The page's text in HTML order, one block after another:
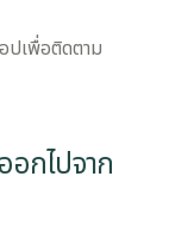
ปเพื่อติดตาม
กไปจาก